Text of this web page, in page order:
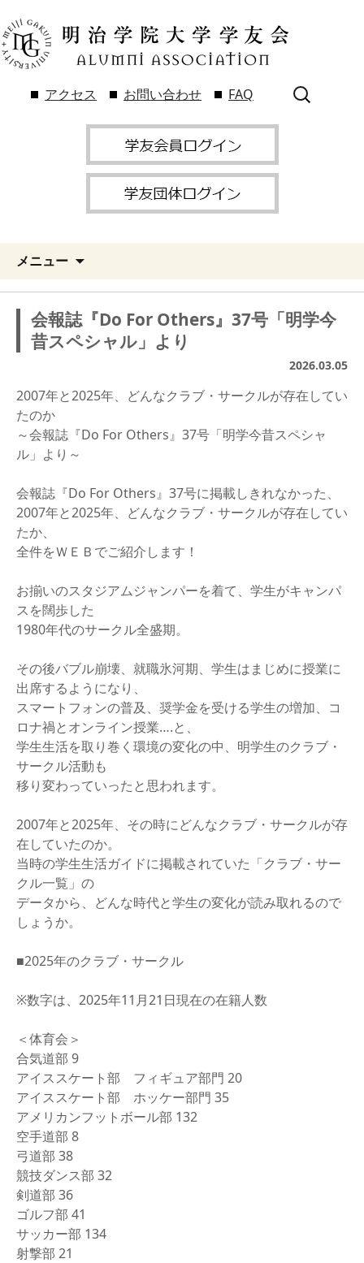
アクセス お問い合わせ FAQ
検
索:
メニュー
会報誌『Do For Others』37号「明学今
昔スペシャル」より
2026.03.05
2007年と2025年、どんなクラブ・サークルが存在してい
たのか
～会報誌『Do For Others』37号「明学今昔スペシャ
ル」より～
会報誌『Do For Others』37号に掲載しきれなかった、
2007年と2025年、どんなクラブ・サークルが存在してい
たか、
全件をＷＥＢでご紹介します！
お揃いのスタジアムジャンパーを着て、学生がキャンパ
スを闊歩した
1980年代のサークル全盛期。
その後バブル崩壊、就職氷河期、学生はまじめに授業に
出席するようになり、
スマートフォンの普及、奨学金を受ける学生の増加、コ
ロナ禍とオンライン授業….と、
学生生活を取り巻く環境の変化の中、明学生のクラブ・
サークル活動も
移り変わっていったと思われます。
2007年と2025年、その時にどんなクラブ・サークルが存
在していたのか。
当時の学生生活ガイドに掲載されていた「クラブ・サー
クル一覧」の
データから、どんな時代と学生の変化が読み取れるので
しょうか。
■2025年のクラブ・サークル
※数字は、2025年11月21日現在の在籍人数
＜体育会＞
合気道部 9
アイススケート部 フィギュア部門 20
アイススケート部 ホッケー部門 35
アメリカンフットボール部 132
空手道部 8
弓道部 38
競技ダンス部 32
剣道部 36
ゴルフ部 41
サッカー部 134
射撃部 21